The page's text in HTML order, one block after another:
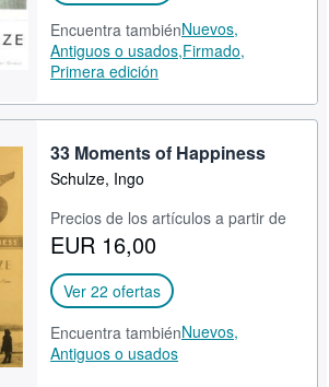
Encuentra tambiénNuevos,
Antiguos o usados,Firmado,
Primera edición
33 Moments of Happiness
Schulze, Ingo
Precios de los artículos a partir de
EUR 16,00
Ver 22 ofertas
Encuentra tambiénNuevos,
Antiguos o usados